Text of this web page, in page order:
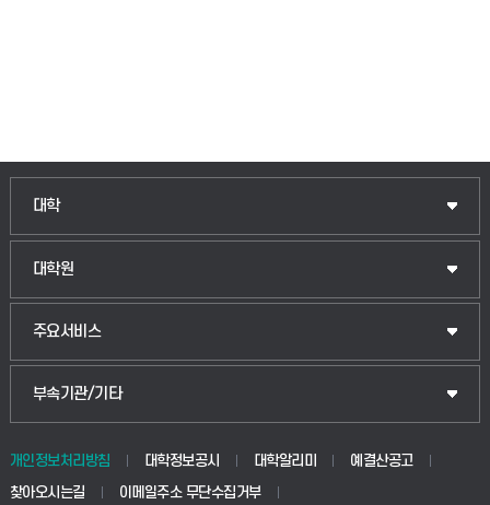
대학
대학원
주요서비스
부속기관/기타
개인정보처리방침 대학정보공시 대학알리미
예결산공고
찾아오시는길
이메일주소 무단수집거부